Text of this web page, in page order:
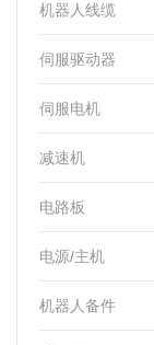
机器人线缆
伺服驱动器
伺服电机
减速机
电路板
电源/主机
机器人备件